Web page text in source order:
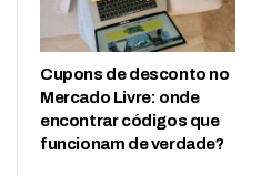
Cupons de desconto no
Mercado Livre: onde
encontrar códigos que
funcionam de verdade?